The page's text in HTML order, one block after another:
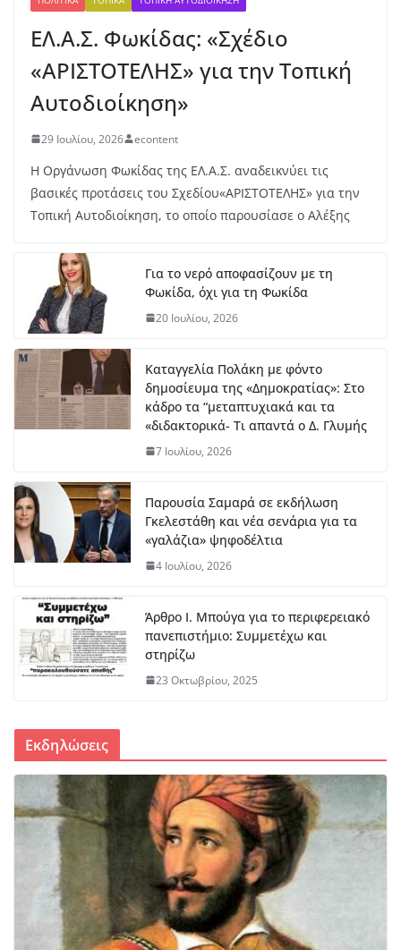
ρο
κο
ς
ΔΤ Εντάχθηκε προς χρηματοδότησης η εκπόνηση
Σχεδίου Αστικής Ανθεκτικότητας
Στο Λιδωρίκι ο Φάνης Σπανός για έργα και
αποκατάσταση των πυρόπληκτων περιοχών
7 Αυγούστου, 2026
πρέπει να αναγνωρίζονται
8 Αυγούστου, 2026
ΕΛ.Α.Σ. Φωκίδας: «Σχέδιο
«ΑΡΙΣΤΟΤΕΛΗΣ» για την Τοπική
Αυτοδιοίκηση»
29 Ιουλίου, 2026 econtent
Η Οργάνωση Φωκίδας της ΕΛ.Α.Σ. αναδεικνύει τις
βασικές προτάσεις του Σχεδίου«ΑΡΙΣΤΟΤΕΛΗΣ» για την
Τοπική Αυτοδιοίκηση, το οποίο παρουσίασε ο Αλέξης
Για το νερό αποφασίζουν με τη
Φωκίδα, όχι για τη Φωκίδα
20 Ιουλίου, 2026
Καταγγελία Πολάκη με φόντο
δημοσίευμα της «Δημοκρατίας»: Στο
κάδρο τα “μεταπτυχιακά και τα
«διδακτορικά- Τι απαντά ο Δ. Γλυμής
7 Ιουλίου, 2026
Παρουσία Σαμαρά σε εκδήλωση
Γκελεστάθη και νέα σενάρια για τα
«γαλάζια» ψηφοδέλτια
4 Ιουλίου, 2026
Άρθρο Ι. Μπούγα για το περιφερειακό
πανεπιστήμιο: Συμμετέχω και
στηρίζω
23 Οκτωβρίου, 2025
Εκδηλώσεις